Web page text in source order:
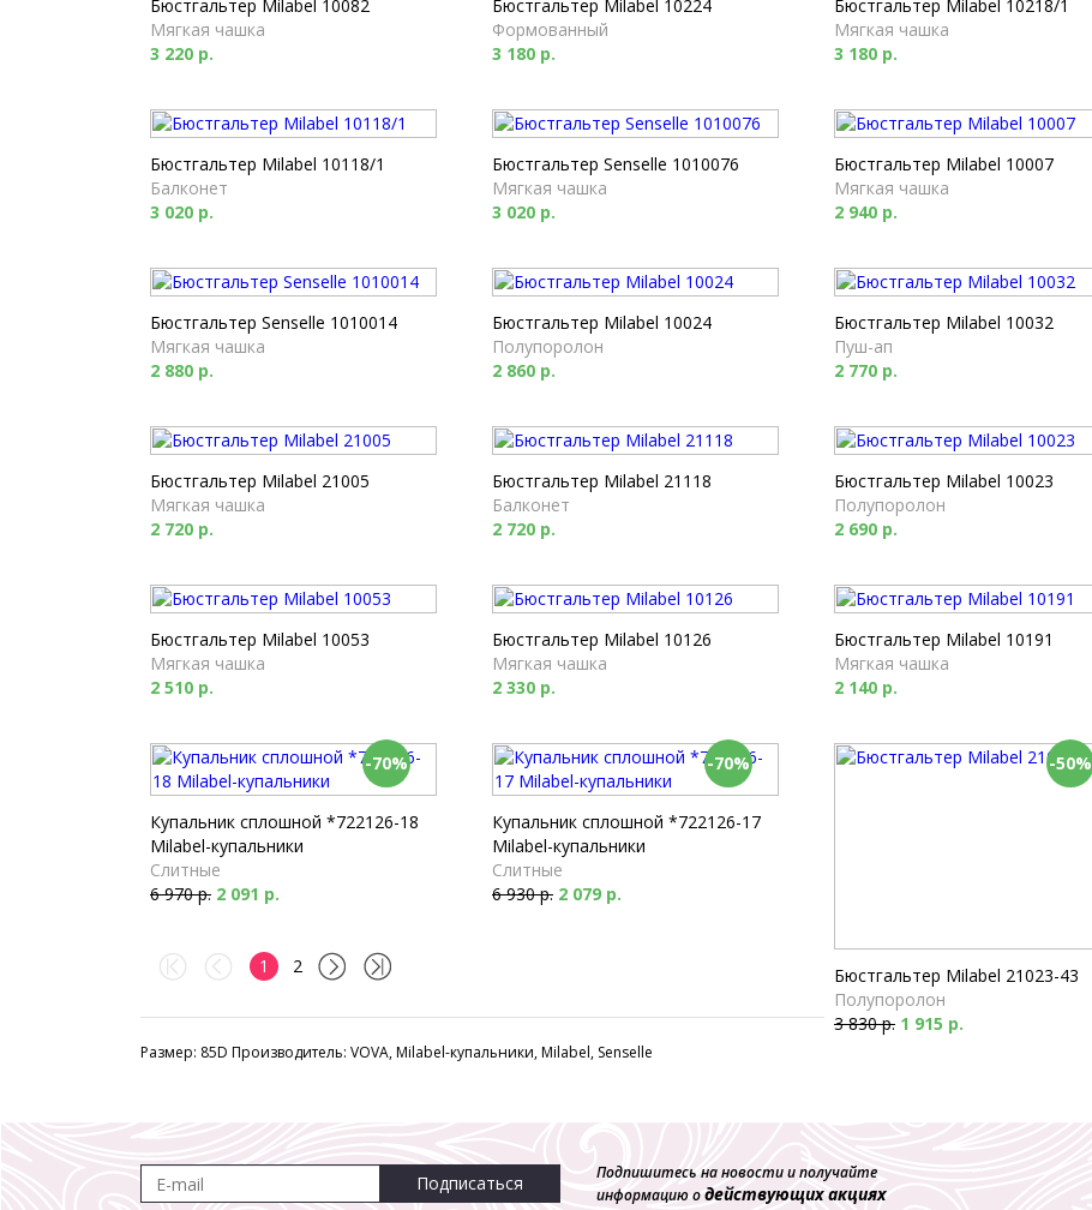
Бюстгальтер Milabel 10082
Мягкая чашка
3 220 р.
Бюстгальтер Milabel 10224
Формованный
3 180 р.
Бюстгальтер Milabel 10218/1
Мягкая чашка
3 180 р.
Бюстгальтер Milabel 10118/1
Балконет
3 020 р.
Бюстгальтер Senselle 1010076
Мягкая чашка
3 020 р.
Бюстгальтер Milabel 10007
Мягкая чашка
2 940 р.
Бюстгальтер Senselle 1010014
Мягкая чашка
2 880 р.
Бюстгальтер Milabel 10024
Полупоролон
2 860 р.
Бюстгальтер Milabel 10032
Пуш-ап
2 770 р.
Бюстгальтер Milabel 21005
Мягкая чашка
2 720 р.
Бюстгальтер Milabel 21118
Балконет
2 720 р.
Бюстгальтер Milabel 10023
Полупоролон
2 690 р.
Бюстгальтер Milabel 10053
Мягкая чашка
2 510 р.
Бюстгальтер Milabel 10126
Мягкая чашка
2 330 р.
Бюстгальтер Milabel 10191
Мягкая чашка
2 140 р.
-70%
Купальник сплошной *722126-18
Milabel-купальники
Слитные
6 970 р. 2 091 р.
-70%
Купальник сплошной *722126-17
Milabel-купальники
Слитные
6 930 р. 2 079 р.
-50%
Бюстгальтер Milabel 21023-43
Полупоролон
3 830 р. 1 915 р.
1 2
Размер: 85D Производитель: VOVA, Milabel-купальники, Milabel, Senselle
Подписаться
Подпишитесь на новости и получайте
информацию одействующих акциях